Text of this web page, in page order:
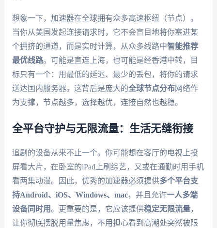
想象一下，加速器在全球拥有众多高速枢纽（节点）。
当你从美国发起连接请求时，它不会盲目地将你塞进某
个拥挤的通道，而是实时计算，从众多线路中智能推荐
最优线路。可能是直连上海，也可能是经香港中转，目
标只有一个：用最低的延迟、最少的丢包，将你的请求
送达国内服务器。这背后是庞大的全球节点分布网络作
为支撑，节点越多，选择越优，连接自然也越稳。
全平台守护与无限流量：生活无缝衔接
追剧的设备从来不止一个。你可能想在客厅的电视上投
屏看大片，在卧室的iPad上刷综艺，又或在通勤时用手机
看两集动漫。因此，优秀的加速器必须提供多个平台支
持Android、iOS、Windows、mac，并且允许一人多端
设备同时用。更重要的是，它应该提供稳定无限流量，
让你彻底摆脱用量焦虑，不用担心看到高潮处突然被限